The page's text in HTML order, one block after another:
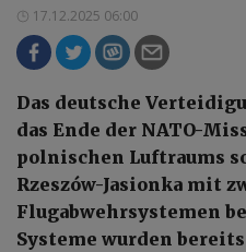
17.12.2025 06:00
Das deutsche
das Ende der NATO-
polnischen Luftraums
Rzeszów-Jasionka mit
Flugabwehrsystemen
Systeme wurden